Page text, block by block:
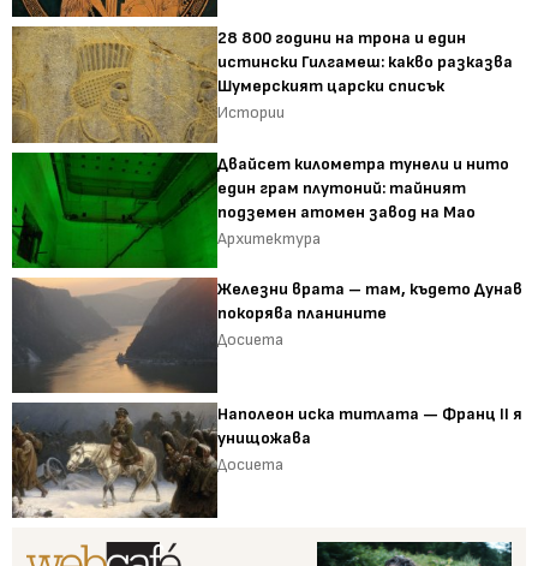
28 800 години на трона и един
истински Гилгамеш: какво разказва
Шумерският царски списък
Истории
Двайсет километра тунели и нито
един грам плутоний: тайният
подземен атомен завод на Мао
Архитектура
Железни врата – там, където Дунав
покорява планините
Досиета
Наполеон иска титлата — Франц II я
унищожава
Досиета